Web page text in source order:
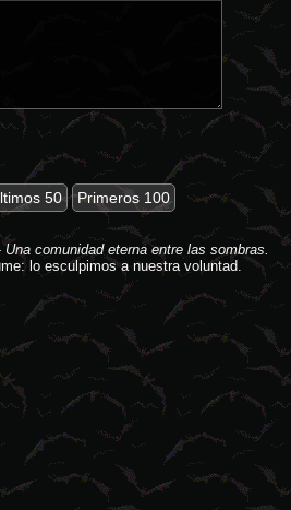
50 Primeros 100
Una comunidad eterna entre las sombras.
lo esculpimos a nuestra voluntad.